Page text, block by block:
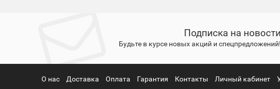
Подписка на новости
Будьте в курсе новых акций и спецпредложений!
О нас Доставка Оплата Гарантия Контакты Личный кабинет